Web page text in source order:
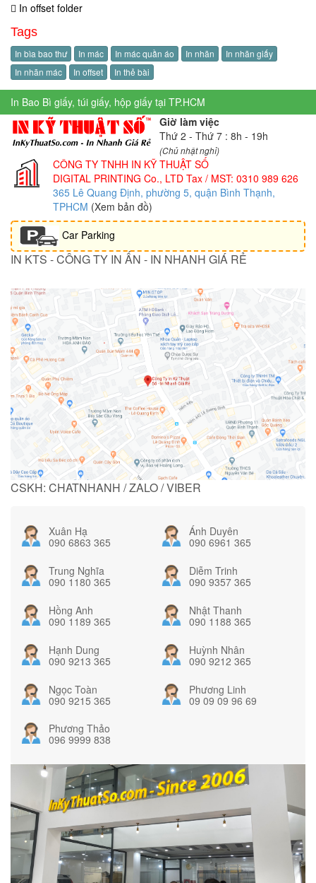
In offset folder
Tags
In bìa bao thư In mác In mác quần áo In nhãn
In nhãn giấy
In nhãn mác
In offset In thẻ bài
In Bao Bì giấy, túi giấy, hộp giấy tại TP.HCM
Giờ làm việc
Thứ 2 - Thứ 7 : 8h - 19h
(Chủ nhật nghỉ)
CÔNG TY TNHH IN KỸ THUẬT SỐ
DIGITAL PRINTING Co., LTD Tax / MST: 0310 989 626
365 Lê Quang Định, phường 5, quận Bình Thạnh,
TPHCM (Xem bản đồ)
Car Parking
IN KTS - CÔNG TY IN ẤN - IN NHANH GIÁ RẺ
CSKH: CHATNHANH / ZALO / VIBER
Xuân Hạ
090 6863 365
Ánh Duyên
090 6961 365
Trung Nghĩa
090 1180 365
Diễm Trinh
090 9357 365
Hồng Anh
090 1189 365
Nhật Thanh
090 1188 365
Hạnh Dung
090 9213 365
Huỳnh Nhân
090 9212 365
Ngọc Toàn
090 9215 365
Phương Linh
09 09 09 96 69
Phương Thảo
096 9999 838